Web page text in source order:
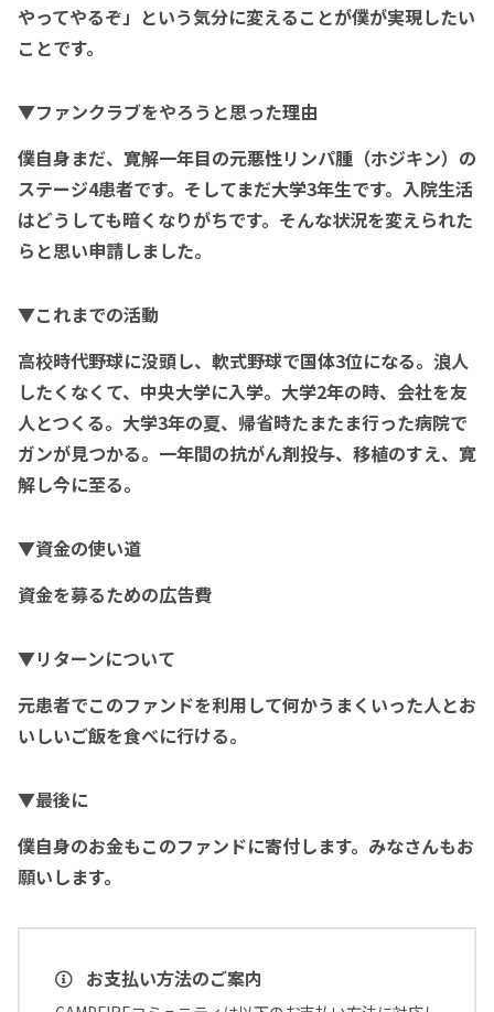
やってやるぞ」という気分に変えることが僕が実現したい
ことです。
▼ファンクラブをやろうと思った理由
僕自身まだ、寛解一年目の元悪性リンパ腫（ホジキン）の
ステージ4患者です。そしてまだ大学3年生です。入院生活
はどうしても暗くなりがちです。そんな状況を変えられた
らと思い申請しました。
▼これまでの活動
高校時代野球に没頭し、軟式野球で国体3位になる。 浪人
したくなくて、中央大学に入学。 大学2年の時、会社を友
人とつくる。 大学3年の夏、帰省時たまたま行った病院で
ガンが見つかる。 一年間の抗がん剤投与、移植のすえ、寛
解し今に至る。
▼資金の使い道
資金を募るための広告費
▼リターンについて
元患者でこのファンドを利用して何かうまくいった人とお
いしいご飯を食べに行ける。
▼最後に
僕自身のお金もこのファンドに寄付します。みなさんもお
願いします。
お支払い方法のご案内